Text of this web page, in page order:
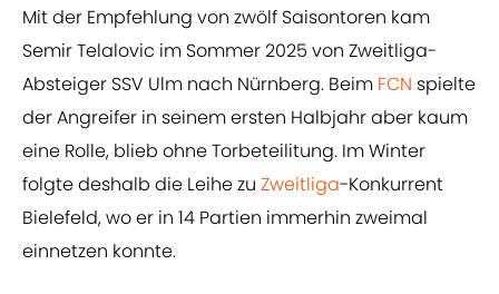
Mit der Empfehlung von zwölf Saisontoren kam
Semir Telalovic im Sommer 2025 von Zweitliga-
Absteiger SSV Ulm nach Nürnberg. Beim FCN spielte
der Angreifer in seinem ersten Halbjahr aber kaum
eine Rolle, blieb ohne Torbeteilitung. Im Winter
folgte deshalb die Leihe zu Zweitliga-Konkurrent
Bielefeld, wo er in 14 Partien immerhin zweimal
einnetzen konnte.